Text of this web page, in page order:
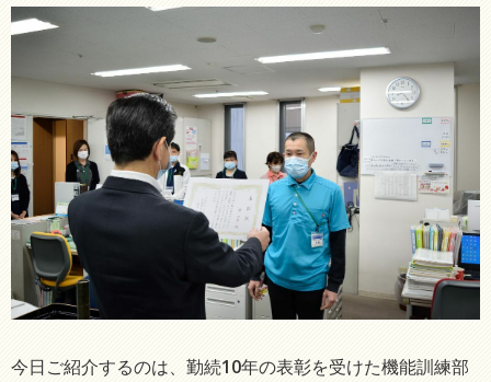
今日ご紹介するのは、勤続10年の表彰を受けた機能訓練部